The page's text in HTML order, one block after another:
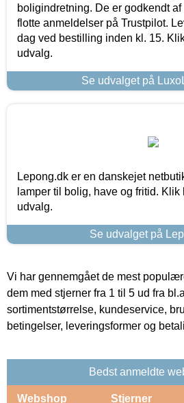
boligindretning. De er godkendt
flotte anmeldelser på Trustpilot.
dag ved bestilling inden kl. 15.
udvalg.
Se udvalget på
Lepong.dk er en danskejet
lamper til bolig, have og fritid. Klik
udvalg.
Se udvalget på
Vi har gennemgået de mest
dem med stjerner fra 1 til 5 ud fra
sortimentstørrelse, kundeservice,
betingelser, leveringsformer og
Bedst anmeldte
Webshop Stjerner